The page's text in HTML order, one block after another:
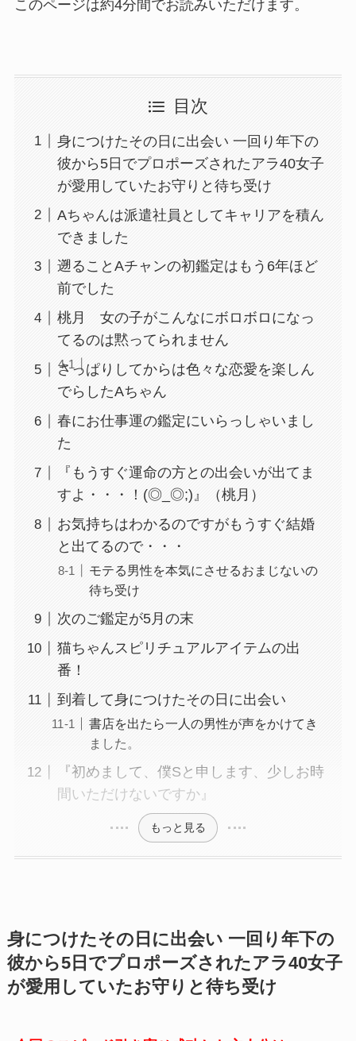
このページは約4分間でお読みいただけます。
目次
身につけたその日に出会い 一回り年下の
彼から5日でプロポーズされたアラ40女子
が愛用していたお守りと待ち受け
Aちゃんは派遣社員としてキャリアを積ん
できました
遡ることAチャンの初鑑定はもう6年ほど
前でした
桃月 女の子がこんなにボロボロになっ
てるのは黙ってられません
さっぱりしてからは色々な恋愛を楽しん
でらしたAちゃん
春にお仕事運の鑑定にいらっしゃいまし
た
『もうすぐ運命の方との出会いが出てま
すよ・・・！(◎_◎;)』（桃月）
お気持ちはわかるのですがもうすぐ結婚
と出てるので・・・
モテる男性を本気にさせるおまじないの
待ち受け
次のご鑑定が5月の末
猫ちゃんスピリチュアルアイテムの出
番！
到着して身につけたその日に出会い
書店を出たら一人の男性が声をかけてき
ました。
『初めまして、僕Sと申します、少しお時
間いただけないですか』
もっと見る
身につけたその日に出会い 一回り年下の
彼から5日でプロポーズされたアラ40女子
が愛用していたお守りと待ち受け